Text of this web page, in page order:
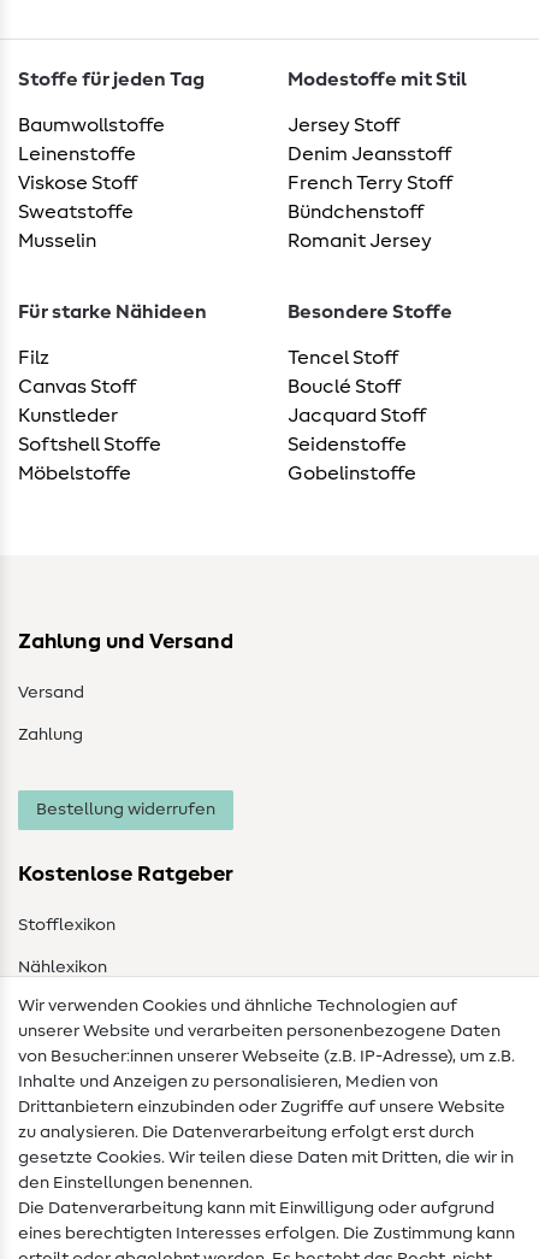
Stoffe für jeden Tag
Baumwollstoffe
Leinenstoffe
Viskose Stoff
Sweatstoffe
Musselin
Modestoffe mit Stil
Jersey Stoff
Denim Jeansstoff
French Terry Stoff
Bündchenstoff
Romanit Jersey
Für starke Nähideen
Filz
Canvas Stoff
Kunstleder
Softshell Stoffe
Möbelstoffe
Besondere Stoffe
Tencel Stoff
Bouclé Stoff
Jacquard Stoff
Seidenstoffe
Gobelinstoffe
Zahlung und Versand
Versand
Zahlung
Bestellung widerrufen
Kostenlose Ratgeber
Stofflexikon
Nählexikon
Nähanleitungen
Hilfe & Kontakt
Kontakt
Infos zum Betreiberwechsel
Widerrufsrecht
Wir verwenden Cookies und ähnliche Technologien auf
unserer Website und verarbeiten personenbezogene Daten
von Besucher:innen unserer Webseite (z.B. IP-Adresse), um z.B.
Inhalte und Anzeigen zu personalisieren, Medien von
Drittanbietern einzubinden oder Zugriffe auf unsere Website
zu analysieren. Die Datenverarbeitung erfolgt erst durch
gesetzte Cookies. Wir teilen diese Daten mit Dritten, die wir in
den Einstellungen benennen.
Die Datenverarbeitung kann mit Einwilligung oder aufgrund
eines berechtigten Interesses erfolgen. Die Zustimmung kann